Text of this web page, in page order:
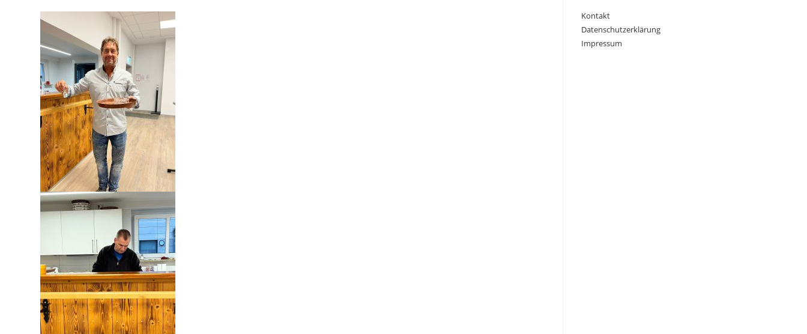
Kontakt
Datenschutzerklärung
Impressum